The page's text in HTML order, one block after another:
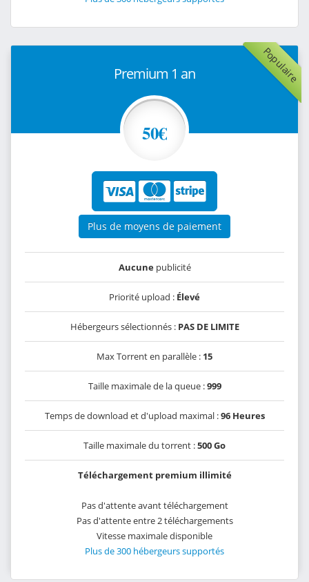
Populaire
Premium 1 an
50€
Plus de moyens de paiement
Aucunepublicité
Priorité upload : Élevé
Hébergeurs sélectionnés : PAS DE LIMITE
Max Torrent en parallèle : 15
Taille maximale de la queue :999
Temps de download et d'upload maximal :96 Heures
Taille maximale du torrent :500 Go
Téléchargement premium illimité
Pas d'attente avant téléchargement
Pas d'attente entre 2 téléchargements
Vitesse maximale disponible
Plus de 300 hébergeurs supportés